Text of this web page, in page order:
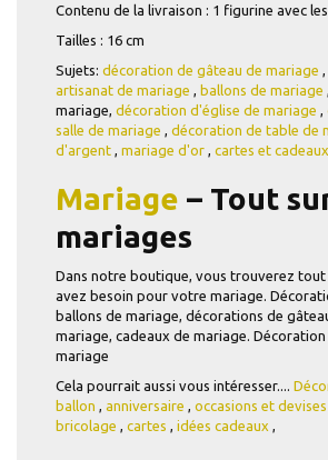
Contenu de la livraison : 1 figurine avec
Tailles : 16 cm
Sujets: décoration de gâteau de mariage ,
artisanat de mariage , ballons de mariage ,
mariage, décoration d'église de mariage ,
salle de mariage , décoration de table de
d'argent , mariage d'or , cartes et
Mariage – Tout
mariages
Dans notre boutique, vous trouverez tout
avez besoin pour votre mariage.
ballons de mariage, décorations de
mariage, cadeaux de mariage.
mariage
Cela pourrait aussi vous intéresser....
ballon , anniversaire , occasions et devises
bricolage , cartes , idées cadeaux ,